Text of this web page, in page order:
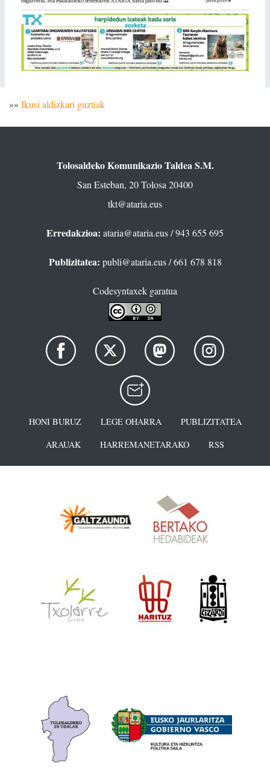
»» Ikusi aldizkari guztiak
Tolosaldeko Komunikazio Taldea S.M.
San Esteban, 20 Tolosa 20400
tkt@ataria.eus
Erredakzioa: ataria@ataria.eus/ 943 655 695
Publizitatea: publi@ataria.eus/ 661 678 818
Codesyntaxek garatua
HONI BURUZ LEGE OHARRA
PUBLIZITATEA
ARAUAK
HARREMANETARAKO RSS